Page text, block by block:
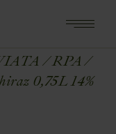
RPA
0,75L 14%